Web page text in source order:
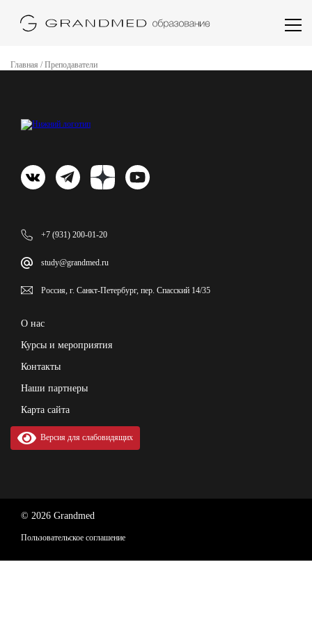
Главная /Преподаватели
+7 (931) 200-01-20
study@grandmed.ru
Россия, г. Санкт-Петербург, пер. Спасский 14/35
О нас
Курсы и мероприятия
Контакты
Наши партнеры
Карта сайта
Версия для слабовидящих
© 2026 Grandmed
Пользовательское соглашение